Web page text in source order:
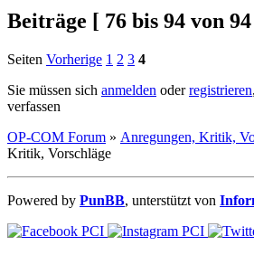
Beiträge [ 76 bis 94 von 94
Seiten Vorherige 1 2 3 4
Sie müssen sich anmelden oderregistrieren
verfassen
OP-COM Forum » Anregungen, Kritik,
Kritik, Vorschläge
Powered by PunBB, unterstützt von